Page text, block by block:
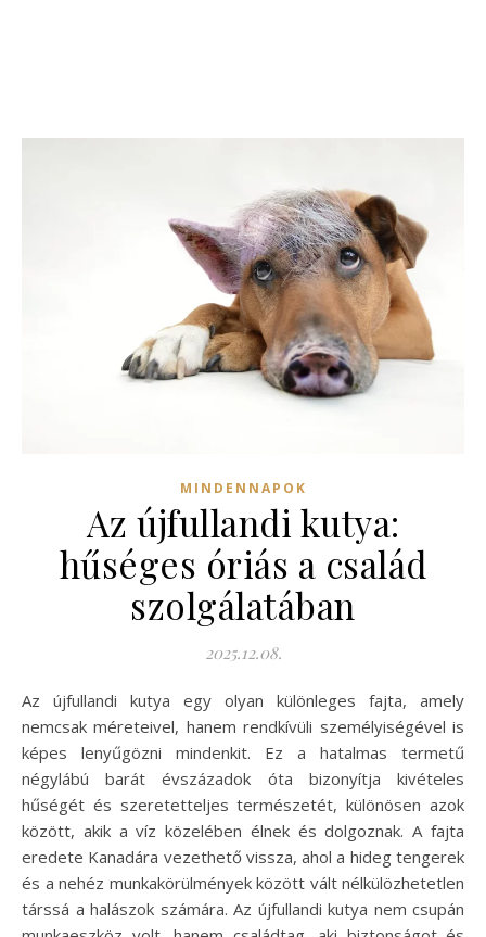
MINDENNAPOK
Az újfullandi kutya:
hűséges óriás a család
szolgálatában
2025.12.08.
Az újfullandi kutya egy olyan különleges fajta, amely
nemcsak méreteivel, hanem rendkívüli személyiségével is
képes lenyűgözni mindenkit. Ez a hatalmas termetű
négylábú barát évszázadok óta bizonyítja kivételes
hűségét és szeretetteljes természetét, különösen azok
között, akik a víz közelében élnek és dolgoznak. A fajta
eredete Kanadára vezethető vissza, ahol a hideg tengerek
és a nehéz munkakörülmények között vált nélkülözhetetlen
társsá a halászok számára. Az újfullandi kutya nem csupán